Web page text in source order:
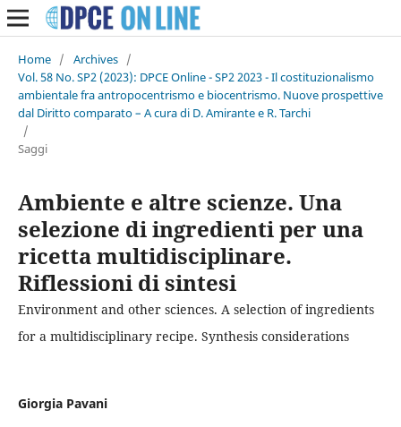
Home / Archives /
Vol. 58 No. SP2 (2023): DPCE Online - SP2 2023 - Il costituzionalismo
ambientale fra antropocentrismo e biocentrismo. Nuove prospettive
dal Diritto comparato – A cura di D. Amirante e R. Tarchi
/
Saggi
Ambiente e altre scienze. Una
selezione di ingredienti per una
ricetta multidisciplinare.
Riflessioni di sintesi
Environment and other sciences. A selection of ingredients
for a multidisciplinary recipe. Synthesis considerations
Giorgia Pavani